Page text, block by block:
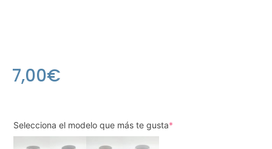
7,00€
Selecciona el modelo que más te gusta*